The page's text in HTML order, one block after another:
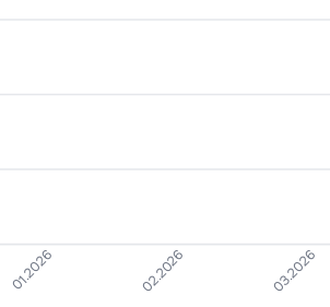
01.2026 02.2026 03.2026